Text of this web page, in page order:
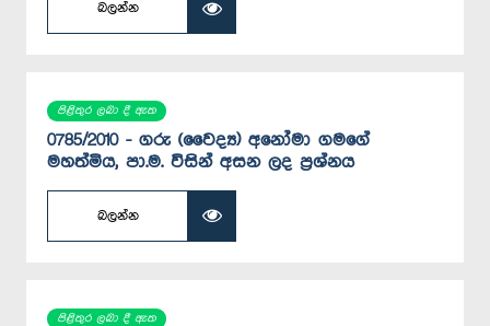
බලන්න
පිළිතුර ලබා දී ඇත
0785/2010 - ගරු (වෛද්‍ය) අනෝමා ගමගේ
මහත්මිය, පා.ම. විසින් අසන ලද ප්‍රශ්නය
බලන්න
පිළිතුර ලබා දී ඇත